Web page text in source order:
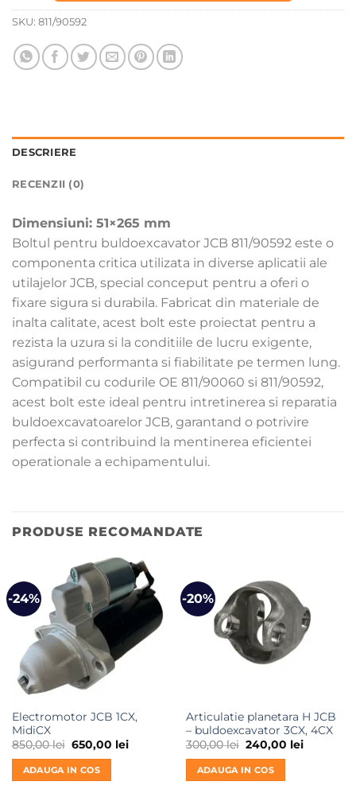
SKU: 811/90592
DESCRIERE
RECENZII (0)
Dimensiuni: 51×265 mm
Boltul pentru buldoexcavator JCB 811/90592 este o
componenta critica utilizata in diverse aplicatii ale
utilajelor JCB, special conceput pentru a oferi o
fixare sigura si durabila. Fabricat din materiale de
inalta calitate, acest bolt este proiectat pentru a
rezista la uzura si la conditiile de lucru exigente,
asigurand performanta si fiabilitate pe termen lung.
Compatibil cu codurile OE 811/90060 si 811/90592,
acest bolt este ideal pentru intretinerea si reparatia
buldoexcavatoarelor JCB, garantand o potrivire
perfecta si contribuind la mentinerea eficientei
operationale a echipamentului.
PRODUSE RECOMANDATE
-24%
Electromotor JCB 1CX,
MidiCX
850,00lei Prețul
inițial
a
fost:
850,00 lei.
650,00 leiPrețul
ADAUGA IN COS
-20%
Articulatie planetara H JCB
– buldoexcavator 3CX, 4CX
300,00lei Prețul
inițial
a
fost:
300,00 lei.
240,00 leiPrețul
ADAUGA IN COS